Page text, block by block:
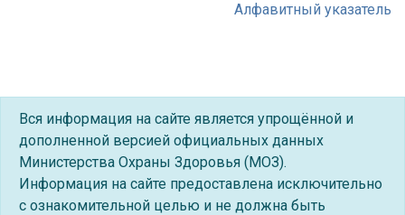
Алфавитный указатель
Вся информация на сайте является упрощённой и
дополненной версией официальных данных
Министерства Охраны Здоровья (МОЗ).
Информация на сайте предоставлена исключительно
с ознакомительной целью и не должна быть